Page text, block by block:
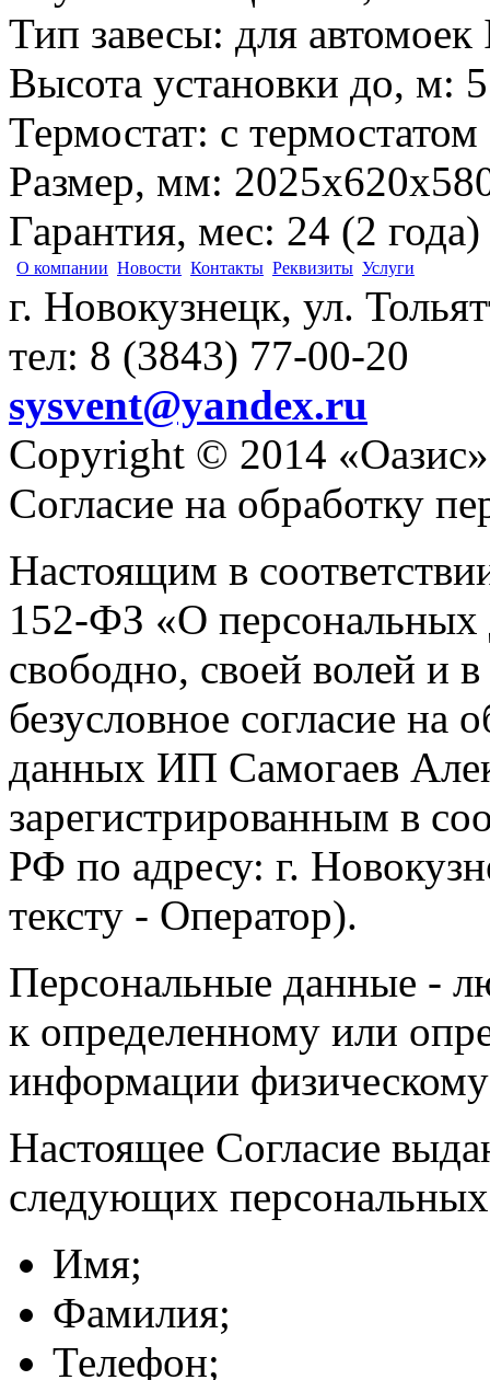
Тип завесы: для автомоек
Высота установки до, м: 5
Термостат: с термостатом
Размер, мм:
Гарантия, мес: 24 (2 года)
О компании Новости Контакты Реквизиты Услуги
г. Новокузнецк, ул.
тел: 8 (3843) 77-00-20
sysvent@yandex.ru
Copyright © 2014 «Оазис»
Согласие на обработку
Настоящим в
152-ФЗ «О персональных
свободно, своей волей и
безусловное согласие на
данных ИП Самогаев
зарегистрированным в
РФ по адресу: г.
тексту - Оператор).
Персональные данные -
к определенному или
информации
Настоящее Согласие
следующих
Имя;
Фамилия;
Телефон;